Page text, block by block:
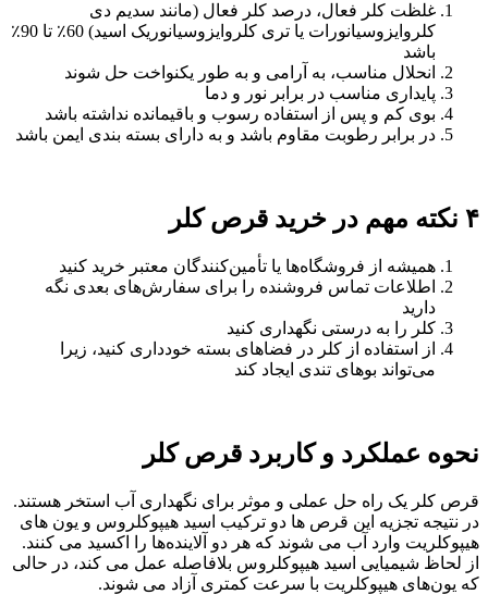
غلظت کلر فعال، درصد کلر فعال (مانند سدیم دی
‌کلروایزوسیانورات یا تری‌ کلروایزوسیانوریک اسید) 60٪ تا 90٪
باشد
انحلال مناسب، به آرامی و به طور یکنواخت حل شوند
پایداری مناسب در برابر نور و دما
بوی کم و پس از استفاده رسوب و باقیمانده نداشته باشد
در برابر رطوبت مقاوم باشد و به دارای بسته‌ بندی ایمن باشد
۴ نکته مهم در خرید قرص کلر
همیشه از فروشگاه‌ها یا تأمین‌کنندگان معتبر خرید کنید
اطلاعات تماس فروشنده را برای سفارش‌های بعدی نگه
دارید
کلر را به درستی نگهداری کنید
از استفاده از کلر در فضاهای بسته خودداری کنید، زیرا
می‌تواند بوهای تندی ایجاد کند
نحوه عملکرد و کاربرد قرص‌ کلر
قرص‌ کلر یک راه حل عملی و موثر برای نگهداری آب استخر هستند.
در نتیجه تجزیه این قرص ها دو ترکیب اسید هیپوکلروس و یون های
هیپوکلریت وارد آب می شوند که هر دو آلاینده‌ها را اکسید می‌ کنند.
از لحاظ شیمیایی اسید هیپوکلروس بلافاصله عمل می‌ کند، در حالی
که یون‌های هیپوکلریت با سرعت کمتری آزاد می شوند.